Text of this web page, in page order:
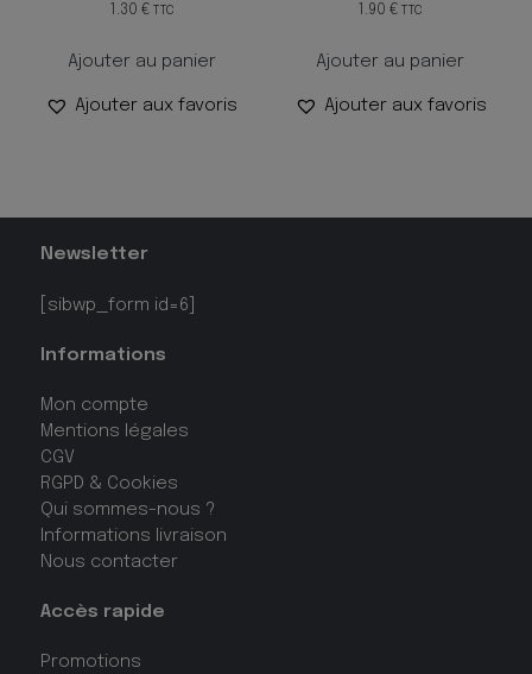
1.30 € TTC
Ajouter au panier
Ajouter aux favoris
1.90€ TTC
Ajouter au panier
Ajouter aux favoris
Newsletter
[sibwp_form id=6]
Informations
Mon compte
Mentions légales
CGV
RGPD & Cookies
Qui sommes-nous ?
Informations livraison
Nous contacter
Accès rapide
Promotions